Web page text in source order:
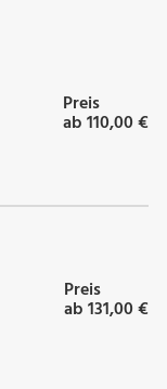
Preis
ab 110,00 €
Preis
ab 131,00 €